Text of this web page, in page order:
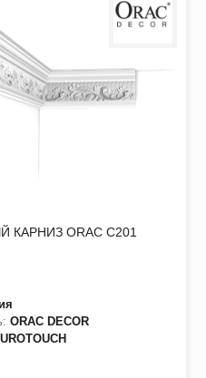
ORAC C201
ORAC DECOR